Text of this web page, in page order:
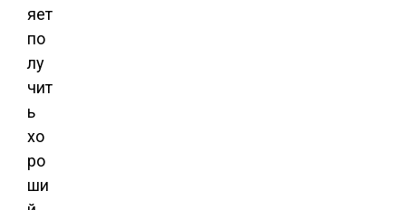
яет
по
лу
чит
ь
хо
ро
ши